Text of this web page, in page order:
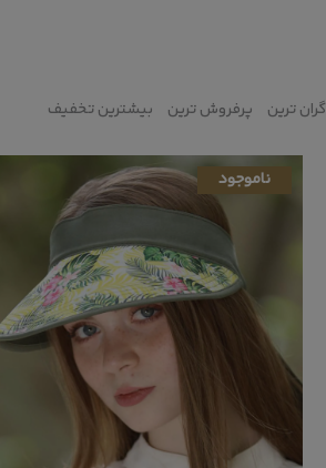
گران ترین پرفروش ترین بیشترین تخفیف
ناموجود